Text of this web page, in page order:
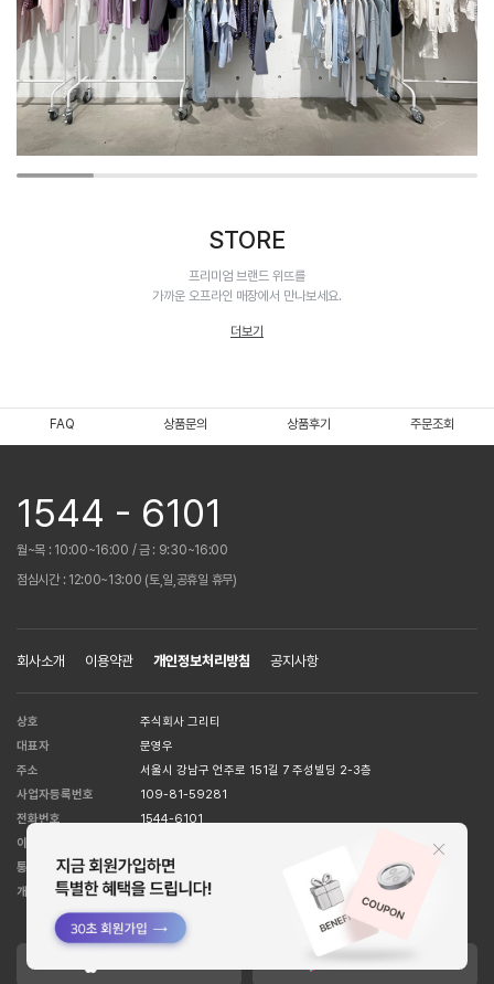
STORE
프리미엄 브랜드 위뜨를
가까운 오프라인 매장에서 만나보세요.
더보기
FAQ 상품문의 상품후기 주문조회
1544 - 6101
월~목 : 10:00~16:00 / 금 : 9:30~16:00
점심시간 : 12:00~13:00 (토,일,공휴일 휴무)
회사소개 이용약관 개인정보처리방침 공지사항
상호
주식회사 그리티
대표자
문영우
주소
서울시 강남구 언주로 151길 7 주성빌딩 2-3층
사업자등록번호
109-81-59281
전화번호
1544-6101
이메일 주소
통신판매업
강남5526호
개인정보관리책임자
박준영